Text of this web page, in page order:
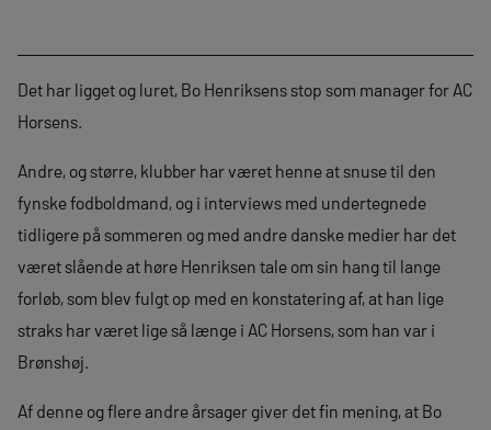
Det har ligget og luret, Bo Henriksens stop som manager for AC
Horsens.
Andre, og større, klubber har været henne at snuse til den
fynske fodboldmand, og i interviews med undertegnede
tidligere på sommeren og med andre danske medier har det
været slående at høre Henriksen tale om sin hang til lange
forløb, som blev fulgt op med en konstatering af, at han lige
straks har været lige så længe i AC Horsens, som han var i
Brønshøj.
Af denne og flere andre årsager giver det fin mening, at Bo